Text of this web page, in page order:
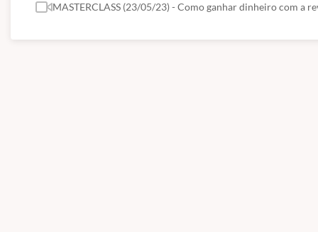
MASTERCLASS (23/05/23) - Como ganhar dinheiro com a